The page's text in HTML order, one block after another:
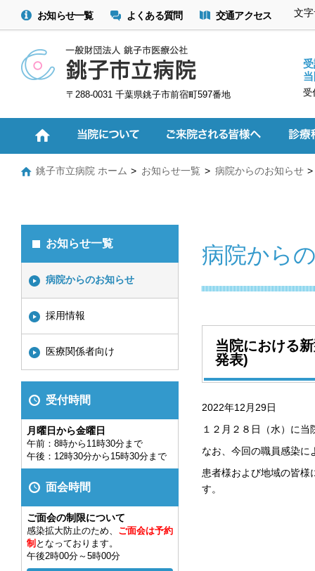
お知らせ一覧 よくある質問 交通アクセス 文
〒288-0031 千葉県銚子市前宿町597番地 受
銚子市立病院 ホーム お知らせ一覧 病院からのお知らせ
病院から
当院における
発表)
2022年12月29日
１２月２８日（水）に
なお、今回の職員感染に
患者様および地域の皆様
す。
お知らせ一覧
病院からのお知らせ
採用情報
医療関係者向け
受付時間
月曜日から金曜日
午前：8時から11時30分まで
午後：12時30分から15時30分まで
面会時間
ご面会の制限について
感染拡大防止のため、 ご面会は予約
制 となっております。
午後2時00分～5時00分